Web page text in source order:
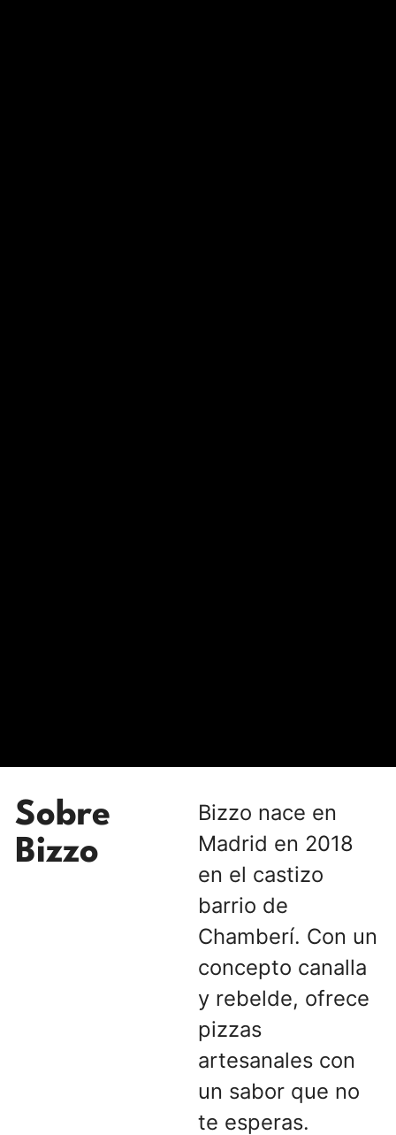
Sobre
Bizzo
Bizzo nace en
Madrid en 2018
en el castizo
barrio de
Chamberí. Con un
concepto canalla
y rebelde, ofrece
pizzas
artesanales con
un sabor que no
te esperas.